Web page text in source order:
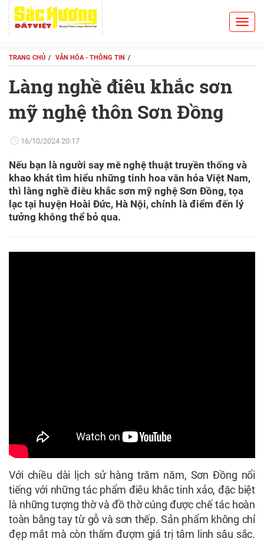
TRANG CHỦ VĂN HÓA - THÔNG TIN
Làng nghề điêu khắc sơn
mỹ nghệ thôn Sơn Đồng
16/10/2024 20:17
Nếu bạn là người say mê nghệ thuật truyền thống và
khao khát tìm hiểu những tinh hoa văn hóa Việt Nam,
thì làng nghề điêu khắc sơn mỹ nghệ Sơn Đồng, tọa
lạc tại huyện Hoài Đức, Hà Nội, chính là điểm đến lý
tưởng không thể bỏ qua.
Với chiều dài lịch sử hàng trăm năm, Sơn Đồng nổi
tiếng với những tác phẩm điêu khắc tinh xảo, đặc biệt
là những tượng thờ và đồ thờ cúng được chế tác hoàn
toàn bằng tay từ gỗ và sơn thếp. Sản phẩm không chỉ
đẹp mắt mà còn thấm đượm giá trị tâm linh sâu sắc.